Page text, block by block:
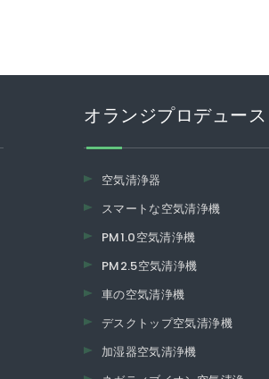
オランジプロデュース
空気清浄器
スマートな空気清浄機
PM1.0空気清浄機
PM2.5空気清浄機
車の空気清浄機
デスクトップ空気清浄機
加湿器空気清浄機